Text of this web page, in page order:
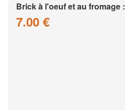
Brick à l'oeuf et au fromage :
7.00 €